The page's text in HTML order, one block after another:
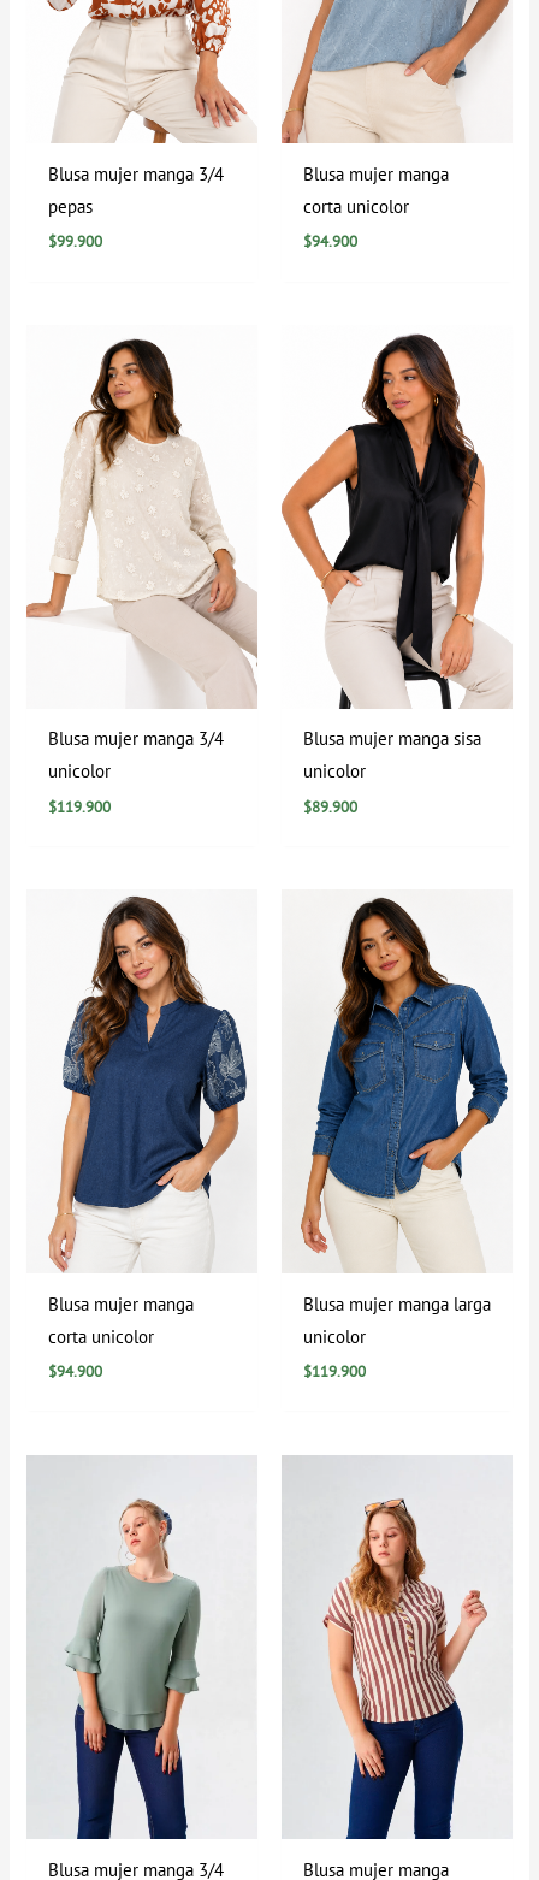
Blusa mujer manga 3/4
pepas
$99.900
Blusa mujer manga
corta unicolor
$94.900
Blusa mujer manga 3/4
unicolor
$119.900
Blusa mujer manga sisa
unicolor
$89.900
Blusa mujer manga
corta unicolor
$94.900
Blusa mujer manga larga
unicolor
$119.900
Blusa mujer manga 3/4 Blusa mujer manga